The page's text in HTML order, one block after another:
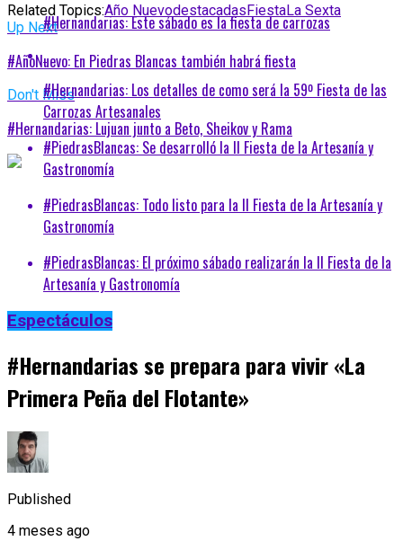
Related Topics:Año NuevodestacadasFiestaLa Sexta
Up Next
#AñoNuevo: En Piedras Blancas también habrá fiesta
Don't Miss
#Hernandarias: Lujuan junto a Beto, Sheikov y Rama
#Hernandarias: Este sábado es la fiesta de carrozas
#Hernandarias: Los detalles de como será la 59º Fiesta de las
Carrozas Artesanales
#PiedrasBlancas: Se desarrolló la II Fiesta de la Artesanía y
Gastronomía
#PiedrasBlancas: Todo listo para la II Fiesta de la Artesanía y
Gastronomía
#PiedrasBlancas: El próximo sábado realizarán la II Fiesta de la
Artesanía y Gastronomía
Espectáculos
#Hernandarias se prepara para vivir «La
Primera Peña del Flotante»
Published
4 meses ago